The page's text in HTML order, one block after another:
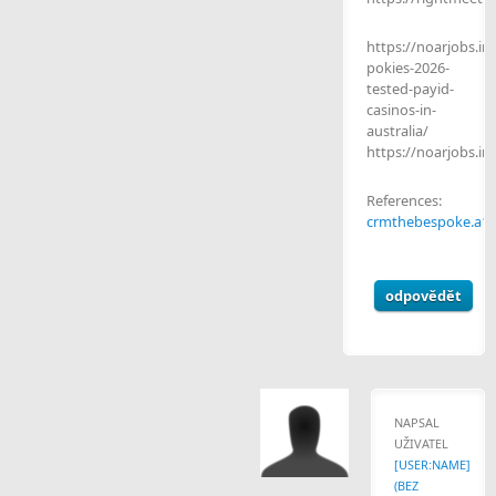
https://
pokies-2026-
tested-payid-
casinos-in-
australia/
https://
References:
odpovědět
NAPSAL
UŽIVATEL
[USER:NAME]
(BEZ